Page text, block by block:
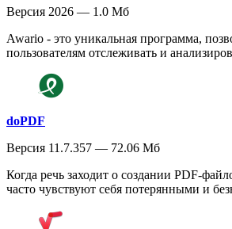
Версия 2026 — 1.0 Мб
Awario - это уникальная программа,
пользователям отслеживать и
doPDF
Версия 11.7.357 — 72.06 Мб
Когда речь заходит о создании PDF-
часто чувствуют себя потерянными и